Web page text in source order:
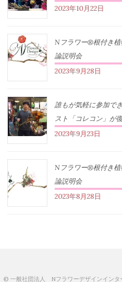
2023年10月22日
Nフラワー®根付き
論説明会
2023年9月28日
誰もが気軽に参加で
スト「コレコン」が
2023年9月23日
Nフラワー®根付き
論説明会
2023年8月28日
© 一般社団法人 Nフラワーデザインイン